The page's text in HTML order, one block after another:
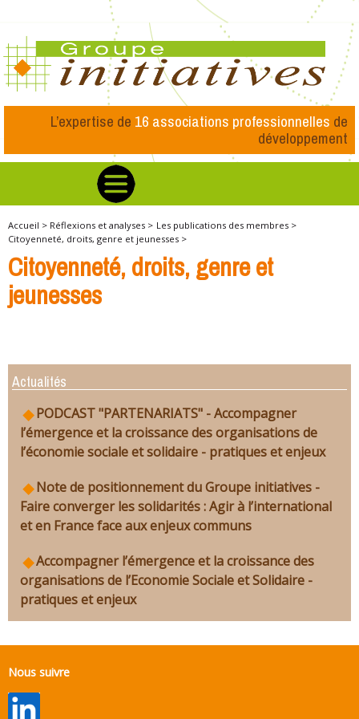
L’expertise de 16 associations professionnelles de
développement
Accueil > Réflexions et analyses > Les publications des membres >
Citoyenneté, droits, genre et jeunesses >
Citoyenneté, droits, genre et
jeunesses
Actualités
PODCAST "PARTENARIATS" - Accompagner
l’émergence et la croissance des organisations de
l’économie sociale et solidaire - pratiques et enjeux
Note de positionnement du Groupe initiatives -
Faire converger les solidarités : Agir à l’international
et en France face aux enjeux communs
Accompagner l’émergence et la croissance des
organisations de l’Economie Sociale et Solidaire -
pratiques et enjeux
Nous suivre